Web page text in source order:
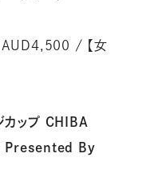
AUD4,500 / 【女
カップ CHIBA
Presented By